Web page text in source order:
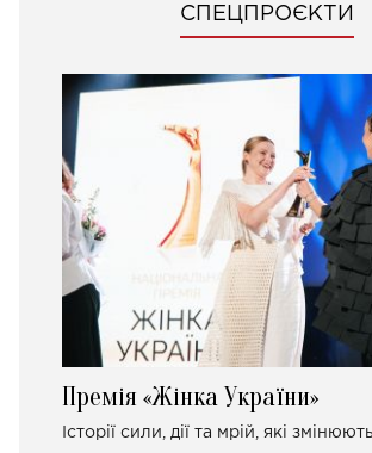
СПЕЦПРОЄКТИ
Премія «Жінка України»
Історії сили, дії та мрій, які